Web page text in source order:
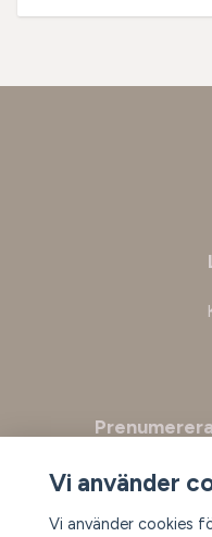
Vi använder
Vi använder cookies